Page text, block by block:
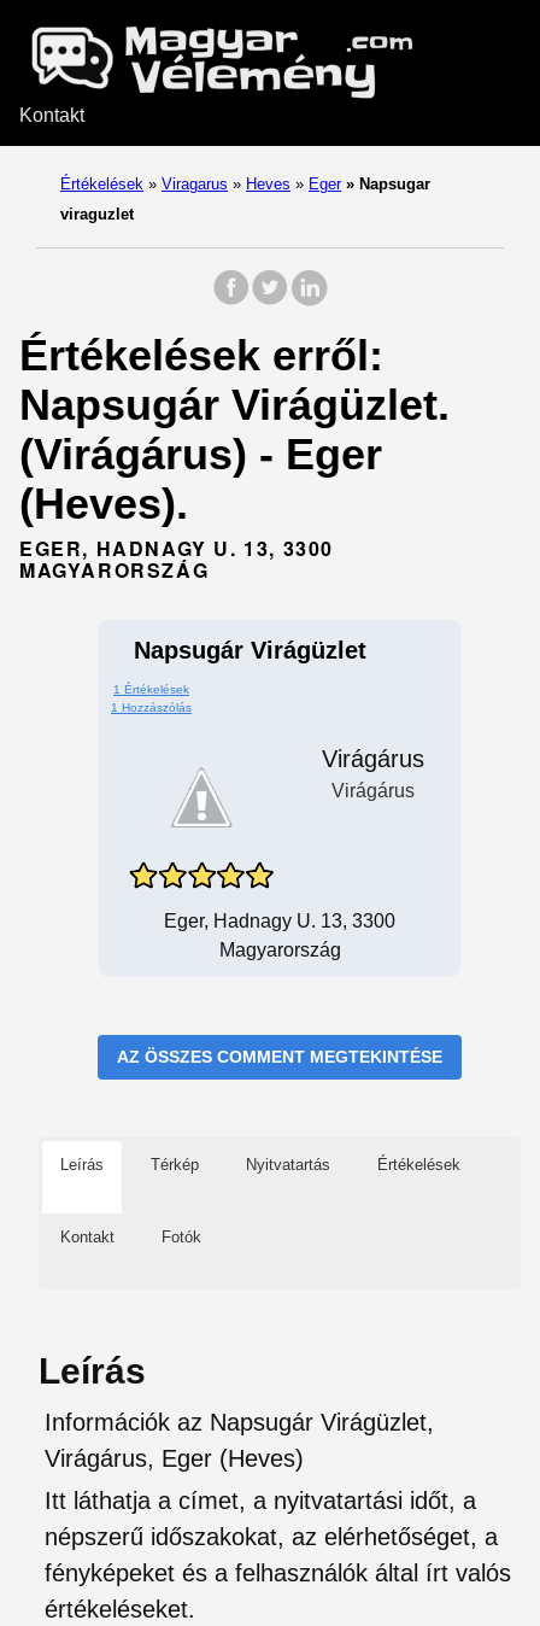
Kontakt
Értékelések » Viragarus » Heves » Eger » Napsugar
viraguzlet
Értékelések erről:
Napsugár Virágüzlet.
(Virágárus) - Eger
(Heves).
EGER, HADNAGY U. 13, 3300
MAGYARORSZÁG
Napsugár Virágüzlet
1 Értékelések
1 Hozzászólás
Virágárus
Virágárus
Eger, Hadnagy U. 13, 3300
Magyarország
AZ ÖSSZES COMMENT MEGTEKINTÉSE
Leírás Térkép Nyitvatartás Értékelések
Kontakt Fotók
Leírás
Információk az Napsugár Virágüzlet,
Virágárus, Eger (Heves)
Itt láthatja a címet, a nyitvatartási időt, a
népszerű időszakokat, az elérhetőséget, a
fényképeket és a felhasználók által írt valós
értékeléseket.